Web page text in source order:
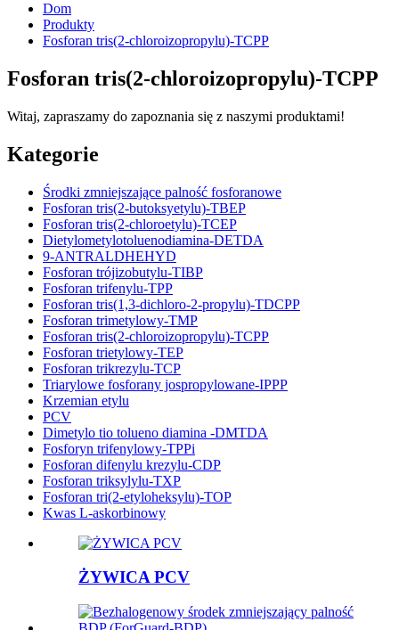
Dom
Produkty
Fosforan tris(2-chloroizopropylu)-TCPP
Fosforan tris(2-chloroizopropylu)-TCPP
Witaj, zapraszamy do zapoznania się z naszymi produktami!
Kategorie
Środki zmniejszające palność fosforanowe
Fosforan tris(2-butoksyetylu)-TBEP
Fosforan tris(2-chloroetylu)-TCEP
Dietylometylotoluenodiamina-DETDA
9-ANTRALDHEHYD
Fosforan trójizobutylu-TIBP
Fosforan trifenylu-TPP
Fosforan tris(1,3-dichloro-2-propylu)-TDCPP
Fosforan trimetylowy-TMP
Fosforan tris(2-chloroizopropylu)-TCPP
Fosforan trietylowy-TEP
Fosforan trikrezylu-TCP
Triarylowe fosforany jospropylowane-IPPP
Krzemian etylu
PCV
Dimetylo tio tolueno diamina -DMTDA
Fosforyn trifenylowy-TPPi
Fosforan difenylu krezylu-CDP
Fosforan triksylylu-TXP
Fosforan tri(2-etyloheksylu)-TOP
Kwas L-askorbinowy
ŻYWICA PCV